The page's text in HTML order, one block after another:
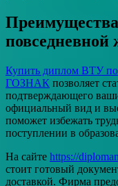
повседневной
Купить диплом ВТУ по
ГОЗНАК позволяет
подтверждающего
официальный вид и
поможет избежать
поступлении в
На сайте https://
стоит готовый
доставкой. Фирма